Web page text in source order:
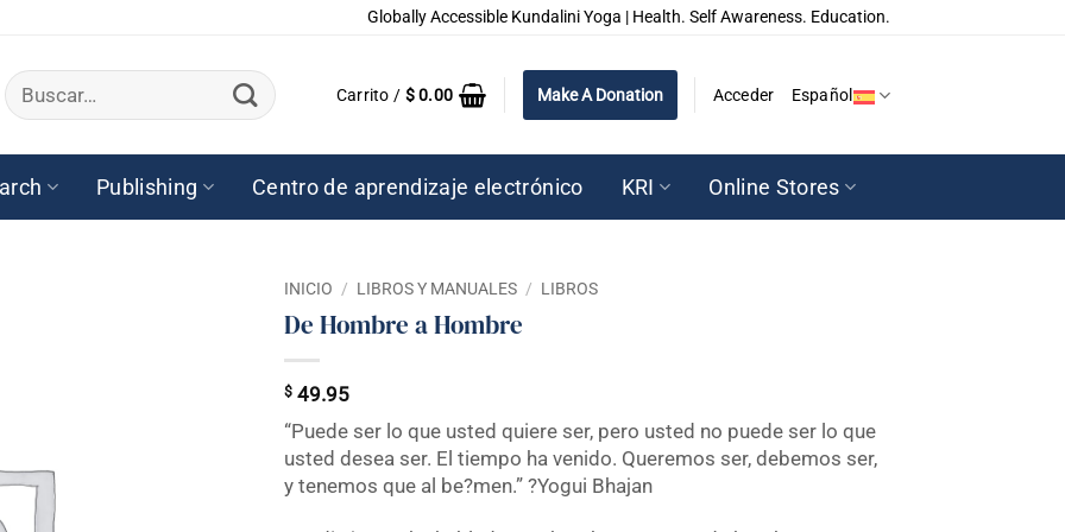
Globally Accessible Kundalini Yoga | Health. Self Awareness. Education.
Buscar
por:
Carrito / $0.00 Make A Donation Acceder Español
Publishing Centro de aprendizaje electrónico KRI Online Stores
INICIO / LIBROS Y MANUALES / LIBROS
De Hombre a Hombre
$ 49.95
“Puede ser lo que usted quiere ser, pero usted no puede ser lo que
usted desea ser. El tiempo ha venido. Queremos ser, debemos ser,
y tenemos que al be?men.” ?Yogui Bhajan